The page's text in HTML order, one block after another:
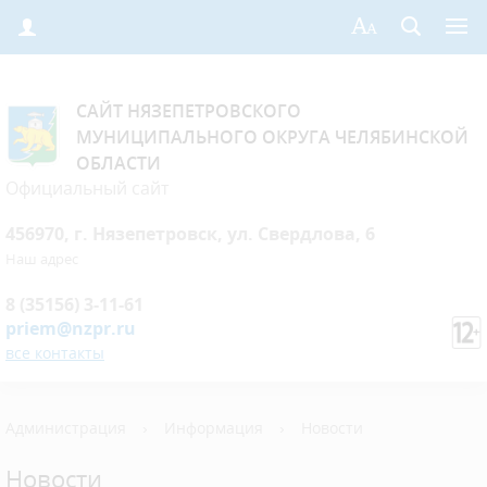
САЙТ НЯЗЕПЕТРОВСКОГО
МУНИЦИПАЛЬНОГО ОКРУГА ЧЕЛЯБИНСКОЙ
ОБЛАСТИ
priem@nzpr.ru
все контакты
Новости